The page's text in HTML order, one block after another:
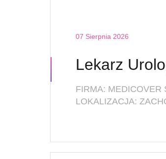
07 Sierpnia 2026
FIRMA: MEDICOVER
LOKALIZACJA: